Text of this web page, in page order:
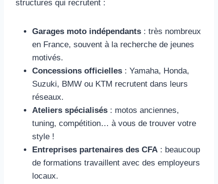
structures qui recrutent :
Garages moto indépendants : très nombreux
en France, souvent à la recherche de jeunes
motivés.
Concessions officielles : Yamaha, Honda,
Suzuki, BMW ou KTM recrutent dans leurs
réseaux.
Ateliers spécialisés : motos anciennes,
tuning, compétition… à vous de trouver votre
style !
Entreprises partenaires des CFA : beaucoup
de formations travaillent avec des employeurs
locaux.